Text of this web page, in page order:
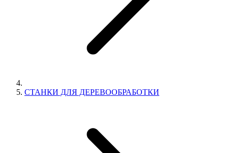
СТАНКИ ДЛЯ ДЕРЕВООБРАБОТКИ